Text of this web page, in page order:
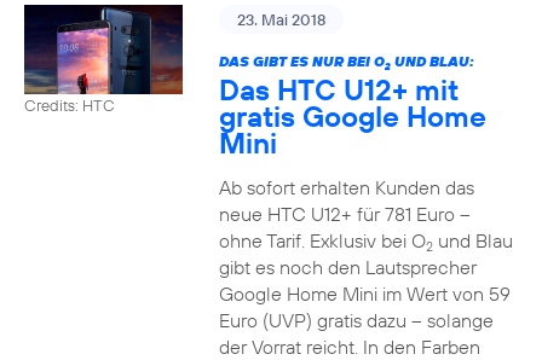
Credits: HTC
23. Mai 2018
DAS GIBT ES NUR BEI O2UND BLAU:
Das HTC U12+ mit
gratis Google Home
Mini
Ab sofort erhalten Kunden das
neue HTC U12+ für 781 Euro –
ohne Tarif. Exklusiv bei O2und Blau
gibt es noch den Lautsprecher
Google Home Mini im Wert von 59
Euro (UVP) gratis dazu – solange
der Vorrat reicht. In den Farben